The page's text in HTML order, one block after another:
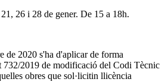
26 i 28 de gener. De 15 a 18h.
de 2020 s'ha d'aplicar de forma
732/2019 de modificació del Codi Tècnic
obres que sol·licitin llicència